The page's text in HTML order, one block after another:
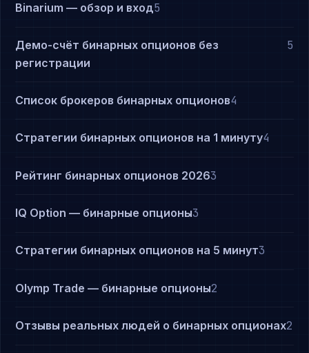
Binarium — обзор и вход5
Демо-счёт бинарных опционов без
регистрации
5
Список брокеров бинарных опционов4
Стратегии бинарных опционов на 1 минуту4
Рейтинг бинарных опционов 20263
IQ Option — бинарные опционы3
Стратегии бинарных опционов на 5 минут3
Olymp Trade — бинарные опционы2
Отзывы реальных людей о бинарных опционах2